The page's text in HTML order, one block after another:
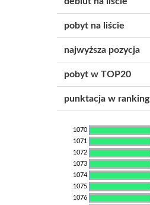
pobyt na liście
najwyższa pozycja
pobyt w TOP20
punktacja w
1070
1071
1072
1073
1074
1075
1076